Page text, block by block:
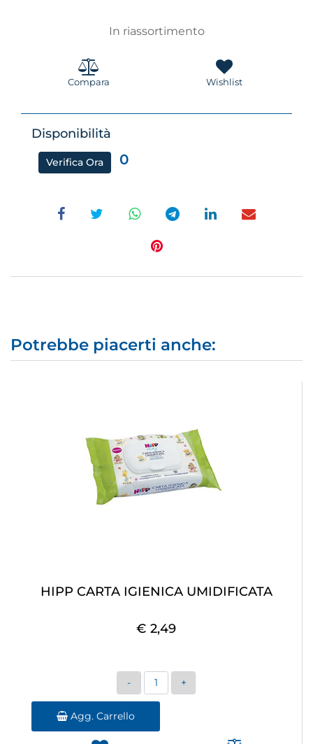
In riassortimento
Compara Wishlist
Disponibilità
Verifica Ora 0
Potrebbe piacerti anche:
HIPP CARTA IGIENICA UMIDIFICATA
€ 2,49
Quantità
Agg. Carrello